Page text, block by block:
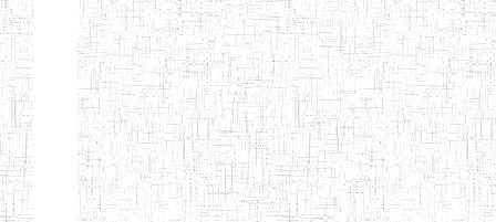
GAROUA
ENBIEG DE
GAROUA
01/01/1975 ENIEG
ENIEG DE
PITOA
01/01/1995 ENIEG